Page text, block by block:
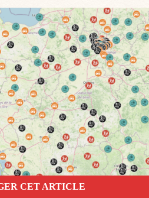
est-elle une championne de la
CET ARTICLE